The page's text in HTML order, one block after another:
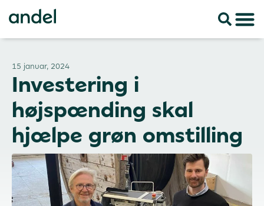
15 januar, 2024
Investering i
højspænding skal
hjælpe grøn omstilling